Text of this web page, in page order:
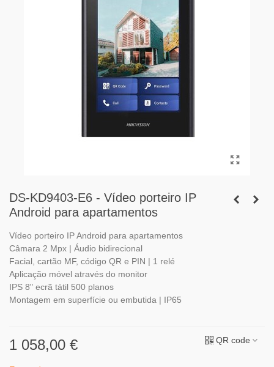
DS-KD9403-E6 - Vídeo porteiro IP
Android para apartamentos
Vídeo porteiro IP Android para apartamentos
Câmara 2 Mpx | Áudio bidirecional
Facial, cartão MF, código QR e PIN | 1 relé
Aplicação móvel através do monitor
IPS 8" ecrã tátil 500 planos
Montagem em superfície ou embutida | IP65
1 058,00 € QR code